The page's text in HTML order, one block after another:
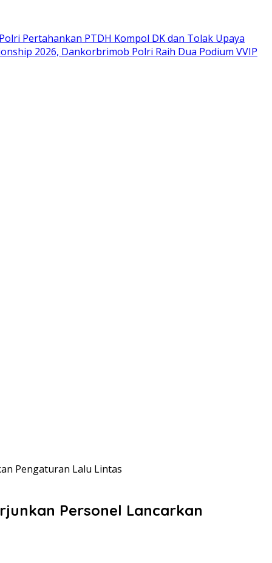
Pertahankan PTDH Kompol DK dan Tolak Upaya
2026, Dankorbrimob Polri Raih Dua Podium VVIP
Pengaturan Lalu Lintas
Personel Lancarkan